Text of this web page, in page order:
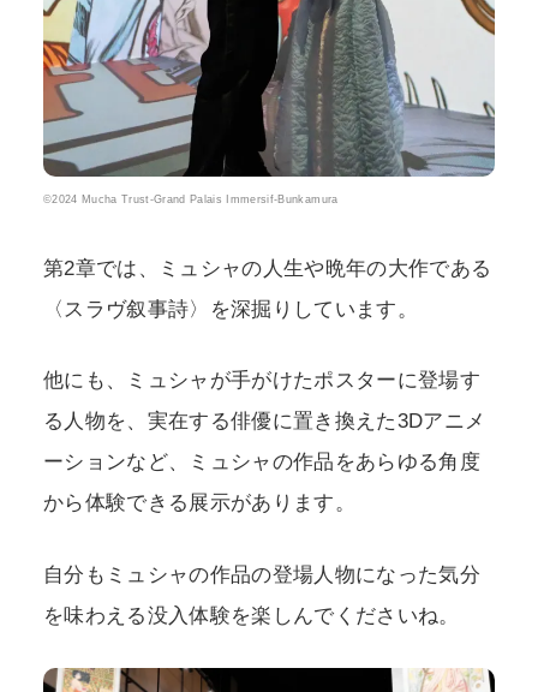
©2024 Mucha Trust-Grand Palais Immersif-Bunkamura
第2章では、ミュシャの人生や晩年の大作である
〈スラヴ叙事詩〉を深掘りしています。
他にも、ミュシャが手がけたポスターに登場す
る人物を、実在する俳優に置き換えた3Dアニメ
ーションなど、ミュシャの作品をあらゆる角度
から体験できる展示があります。
自分もミュシャの作品の登場人物になった気分
を味わえる没入体験を楽しんでくださいね。